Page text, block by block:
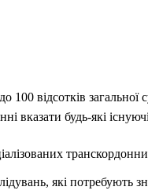
відсотків
вказати будь-які
які потребують